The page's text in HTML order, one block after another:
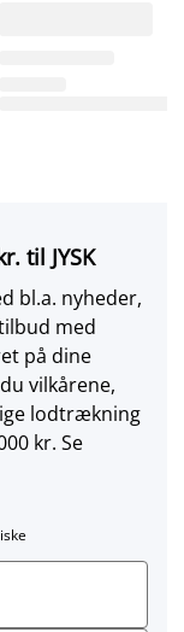
til JYSK
bl.a. nyheder,
med
på dine
vilkårene,
lodtrækning
kr. Se